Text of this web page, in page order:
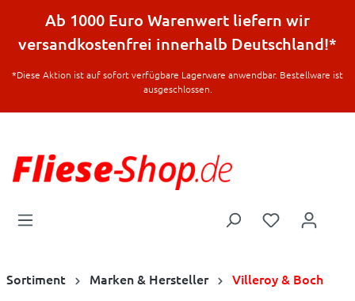
springen
Ab 1000 Euro Warenwert liefern wir
versandkostenfrei innerhalb Deutschland!*
*Diese Aktion ist auf sofort verfügbare Lagerware anwendbar. Bestellware ist
ausgeschlossen.
Sortiment Marken & Hersteller Villeroy & Boch